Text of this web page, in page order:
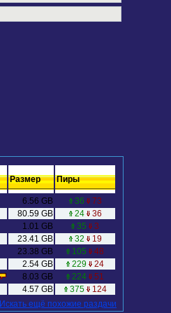
Размер Пиры
6.56 GB 36
73
80.59 GB 24 36
1.01 GB 35
3
23.41 GB 32
19
23.38 GB 105
48
2.54 GB 229
24
8.03 GB 224
51
4.57 GB 375 124
Искать ещё похожие раздачи